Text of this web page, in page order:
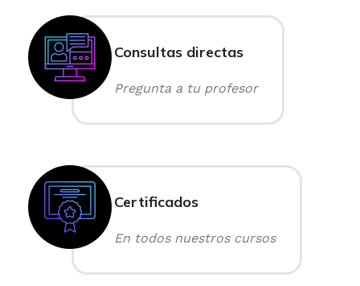
Consultas directas
Pregunta a tu profesor
Certificados
En todos nuestros cursos